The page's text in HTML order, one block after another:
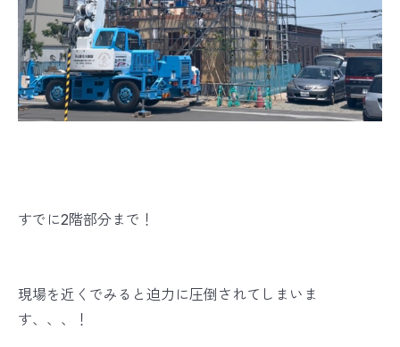
すでに2階部分まで！
現場を近くでみると迫力に圧倒されてしまいま
す、、、！